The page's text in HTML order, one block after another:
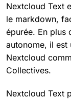
Nextcloud Text
le markdown,
épurée. En plus
autonome, il est
Nextcloud
Collectives.
Nextcloud Text